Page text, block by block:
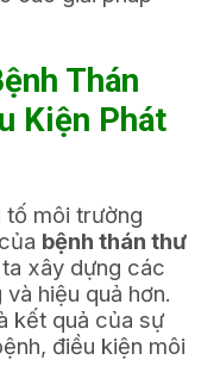
Thán
Kiện Phát
tố môi trường
bệnh thán thư
xây dựng các
hiệu quả hơn.
kết quả của sự
điều kiện môi